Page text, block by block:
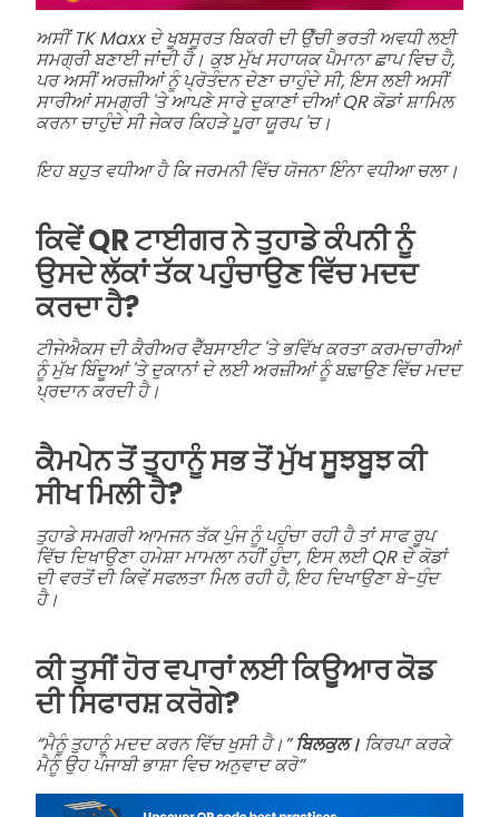
ਅਸੀਂ TK Maxx ਦੇ ਖੂਬਸੂਰਤ ਬਿਕਰੀ ਦੀ ਉਁਚੀ ਭਰਤੀ ਅਵਧੀ ਲਈ
ਸਮਗ੍ਰੀ ਬਣਾਈ ਜਾਂਦੀ ਹੈ। ਕੁਝ ਮੁੱਖ ਸਹਾਯਕ ਪੈਮਾਨਾ ਛਾਪ ਵਿਚ ਹੈ,
ਪਰ ਅਸੀਂ ਅਰਜ਼ੀਆਂ ਨੂੰ ਪ੍ਰੋਤੰਦਨ ਦੇਣਾ ਚਾਹੁੰਦੇ ਸੀ, ਇਸ ਲਈ ਅਸੀਂ
ਸਾਰੀਆਂ ਸਮਗ੍ਰੀ 'ਤੇ ਆਪਣੇ ਸਾਰੇ ਦੁਕਾਣਾਂ ਦੀਆਂ QR ਕੋਡਾਂ ਸ਼ਾਮਿਲ
ਕਰਨਾ ਚਾਹੁੰਦੇ ਸੀ ਜੇਕਰ ਕਿਹੜੇ ਪੂਰਾ ਯੂਰਪ 'ਚ।
ਇਹ ਬਹੁਤ ਵਧੀਆ ਹੈ ਕਿ ਜਰਮਨੀ ਵਿੱਚ ਯੋਜਨਾ ਇੰਨਾ ਵਧੀਆ ਚਲਾ।
ਕਿਵੇਂ QR ਟਾਈਗਰ ਨੇ ਤੁਹਾਡੇ ਕੰਪਨੀ ਨੂੰ
ਉਸਦੇ ਲੱਕਾਂ ਤੱਕ ਪਹੁੰਚਾਉਣ ਵਿੱਚ ਮਦਦ
ਕਰਦਾ ਹੈ?
ਟੀਜੇਐਕਸ ਦੀ ਕੈਰੀਅਰ ਵੈੱਬਸਾਈਟ 'ਤੇ ਭਵਿੱਖ ਕਰਤਾ ਕਰਮਚਾਰੀਆਂ
ਨੂੰ ਮੁੱਖ ਬਿੰਦੂਆਂ 'ਤੇ ਦੁਕਾਨਾਂ ਦੇ ਲਈ ਅਰਜ਼ੀਆਂ ਨੂੰ ਬਢ਼ਾਉਣ ਵਿੱਚ ਮਦਦ
ਪ੍ਰਦਾਨ ਕਰਦੀ ਹੈ।
ਕੈਮਪੇਨ ਤੋਂ ਤੁਹਾਨੂੰ ਸਭ ਤੋਂ ਮੁੱਖ ਸੂਝਬੂਝ ਕੀ
ਸੀਖ ਮਿਲੀ ਹੈ?
ਤੁਹਾਡੇ ਸਮਗਰੀ ਆਮਜਨ ਤੱਕ ਪੁੰਜ ਨੂੰ ਪਹੁੰਚਾ ਰਹੀ ਹੈ ਤਾਂ ਸਾਫ ਰੂਪ
ਵਿੱਚ ਦਿਖਾਉਣਾ ਹਮੇਸ਼ਾ ਮਾਮਲਾ ਨਹੀਂ ਹੁੰਦਾ, ਇਸ ਲਈ QR ਦੇ ਕੋਡਾਂ
ਦੀ ਵਰਤੋਂ ਦੀ ਕਿਵੇਂ ਸਫਲਤਾ ਮਿਲ ਰਹੀ ਹੈ, ਇਹ ਦਿਖਾਉਣਾ ਬੇ-ਧੁੰਦ
ਹੈ।
ਕੀ ਤੁਸੀਂ ਹੋਰ ਵਪਾਰਾਂ ਲਈ ਕਿਊਆਰ ਕੋਡ
ਦੀ ਸਿਫਾਰਸ਼ ਕਰੋਗੇ?
“ਮੈਨੂੰ ਤੁਹਾਨੂੰ ਮਦਦ ਕਰਨ ਵਿੱਚ ਖੁਸੀ ਹੈ।”ਬਿਲਕੁਲ। ਕਿਰਪਾ ਕਰਕੇ
ਮੈਨੂੰ ਉਹ ਪੰਜਾਬੀ ਭਾਸ਼ਾ ਵਿਚ ਅਨੁਵਾਦ ਕਰੋ”